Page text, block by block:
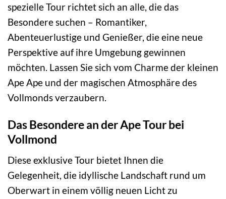
spezielle Tour richtet sich an alle, die das
Besondere suchen – Romantiker,
Abenteuerlustige und Genießer, die eine neue
Perspektive auf ihre Umgebung gewinnen
möchten. Lassen Sie sich vom Charme der kleinen
Ape Ape und der magischen Atmosphäre des
Vollmonds verzaubern.
Das Besondere an der Ape Tour bei
Vollmond
Diese exklusive Tour bietet Ihnen die
Gelegenheit, die idyllische Landschaft rund um
Oberwart in einem völlig neuen Licht zu